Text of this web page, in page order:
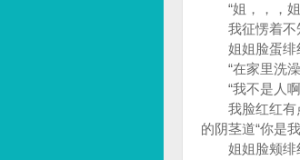
“姐，，，姐
我征愣着不知
姐姐脸蛋绯红
“在家里洗澡
“我不是人啊
我脸红红有点
的阴茎道“你是
姐姐脸颊绯红